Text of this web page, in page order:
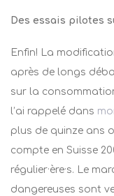
Des essais pilotes
Enfin! La
après de longs
sur la
l’ai rappelé dans
plus de quinze ans
compte en Suisse
régulier·ère·s. Le
dangereuses sont